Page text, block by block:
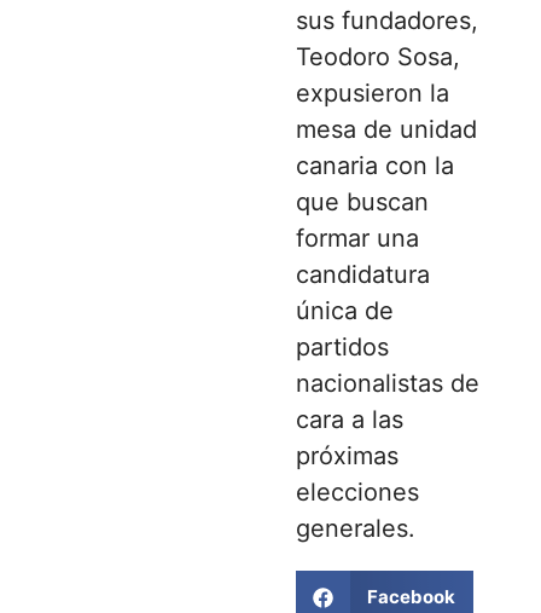
sus fundadores,
Teodoro Sosa,
expusieron la
mesa de unidad
canaria con la
que buscan
formar una
candidatura
única de
partidos
nacionalistas de
cara a las
próximas
elecciones
generales.
Facebook